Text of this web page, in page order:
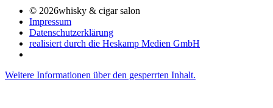
© 2026whisky & cigar salon
Impressum
Datenschutzerklärung
realisiert durch die Heskamp Medien GmbH
Weitere Informationen über den gesperrten Inhalt.